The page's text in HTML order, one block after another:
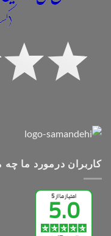
کاربران درمورد ما چه